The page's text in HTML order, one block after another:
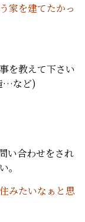
家を建てたかっ
を教えて下さい
…など)
い合わせをされ
。
みたいなぁと思